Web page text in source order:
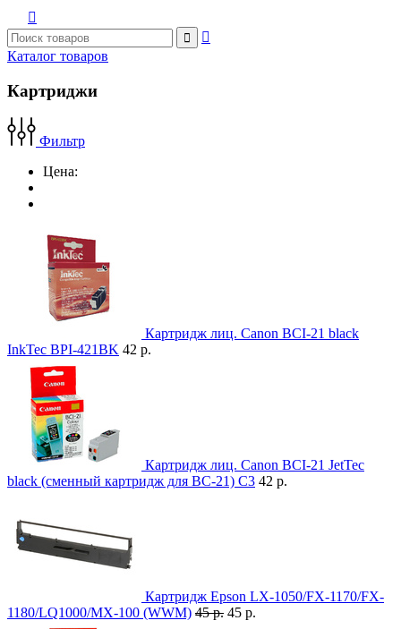



Каталог товаров
Картриджи
Фильтр
Цена:
Картридж лиц. Canon BCI-21 black
InkTec BPI-421BK 42 р.
Картридж лиц. Canon BCI-21 JetTec
black (сменный картридж для BC-21) C3 42 р.
Картридж Epson LX-1050/FX-1170/FX-
1180/LQ1000/MX-100 (WWM) 45 р. 45 р.